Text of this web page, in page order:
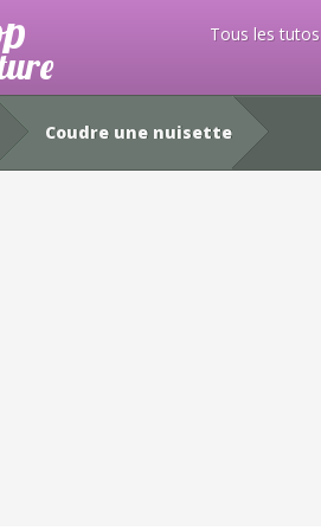
Tous les tutos
Coudre une nuisette